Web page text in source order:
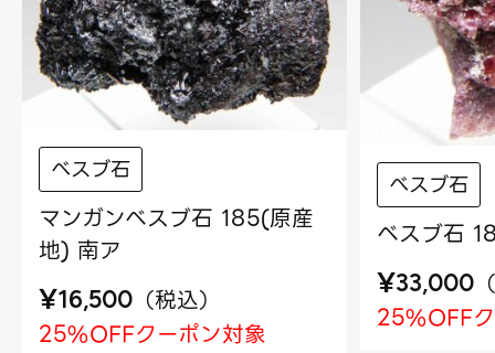
べスブ石
マンガンベスブ石 185(原産
地) 南ア
¥16,500 （税込）
25%OFFクーポン対象
べスブ石
ベスブ石
¥33,000 （
25%OFF